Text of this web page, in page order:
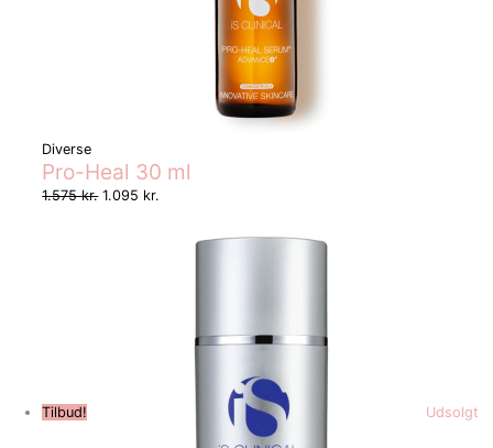
Diverse
Pro-Heal 30 ml
1.575kr. 1.095 kr.
Tilbud! Udsolgt